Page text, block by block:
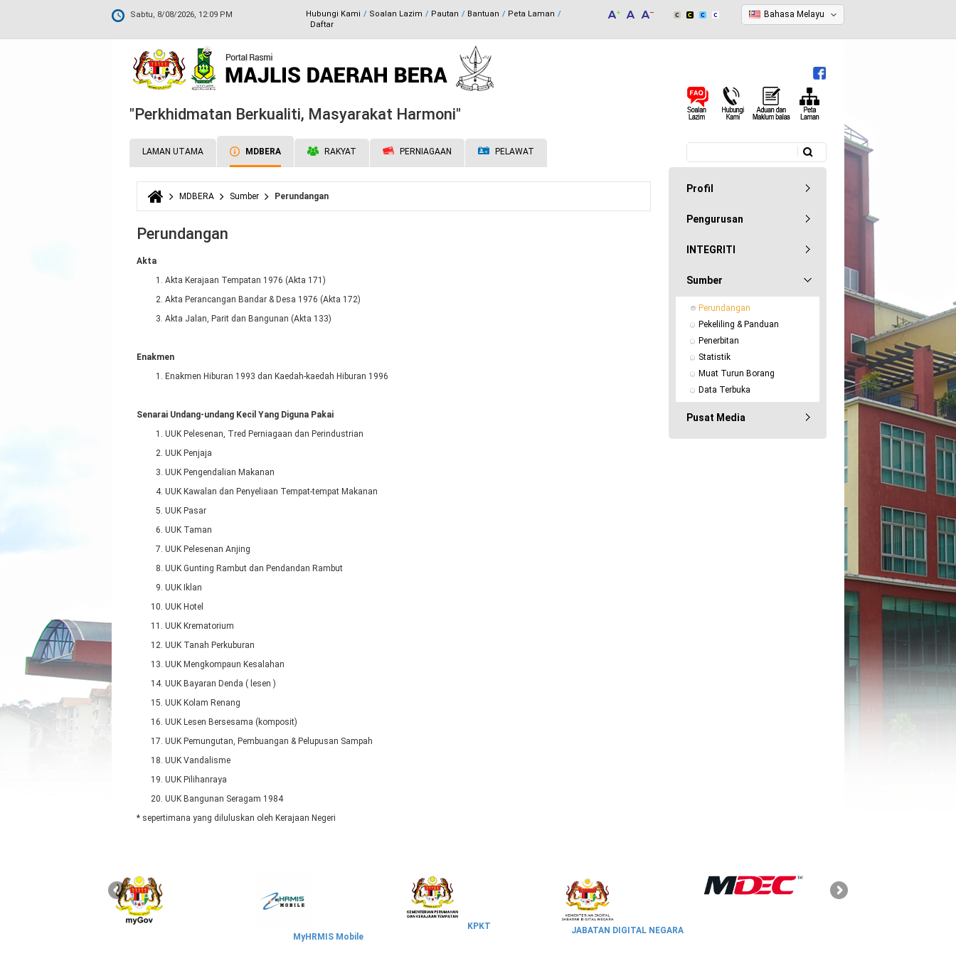
Sabtu, 8/08/2026, 12:09 PM Hubungi Kami Soalan Lazim Pautan Bantuan
Peta Laman
Daftar
Bahasa Melayu
"Perkhidmatan Berkualiti, Masyarakat Harmoni"
LAMAN UTAMA MDBERA RAKYAT PERNIAGAAN PELAWAT
Borang carian
Anda di sini
MDBERA Sumber Perundangan
Perundangan
Akta
Akta Kerajaan Tempatan 1976 (Akta 171)
Akta Perancangan Bandar & Desa 1976 (Akta 172)
Akta Jalan, Parit dan Bangunan (Akta 133)
Enakmen
Enakmen Hiburan 1993 dan Kaedah-kaedah Hiburan 1996
Senarai Undang-undang Kecil Yang Diguna Pakai
UUK Pelesenan, Tred Perniagaan dan Perindustrian
UUK Penjaja
UUK Pengendalian Makanan
UUK Kawalan dan Penyeliaan Tempat-tempat Makanan
UUK Pasar
UUK Taman
UUK Pelesenan Anjing
UUK Gunting Rambut dan Pendandan Rambut
UUK Iklan
UUK Hotel
UUK Krematorium
UUK Tanah Perkuburan
UUK Mengkompaun Kesalahan
UUK Bayaran Denda ( lesen )
UUK Kolam Renang
UUK Lesen Bersesama (komposit)
UUK Pemungutan, Pembuangan & Pelupusan Sampah
UUK Vandalisme
UUK Pilihanraya
UUK Bangunan Seragam 1984
* sepertimana yang diluluskan oleh Kerajaan Negeri
Profil
Pengurusan
INTEGRITI
Sumber
Perundangan
Pekeliling & Panduan
Penerbitan
Statistik
Muat Turun Borang
Data Terbuka
Pusat Media
MyHRMIS Mobile
KPKT JABATAN DIGITAL NEGARA